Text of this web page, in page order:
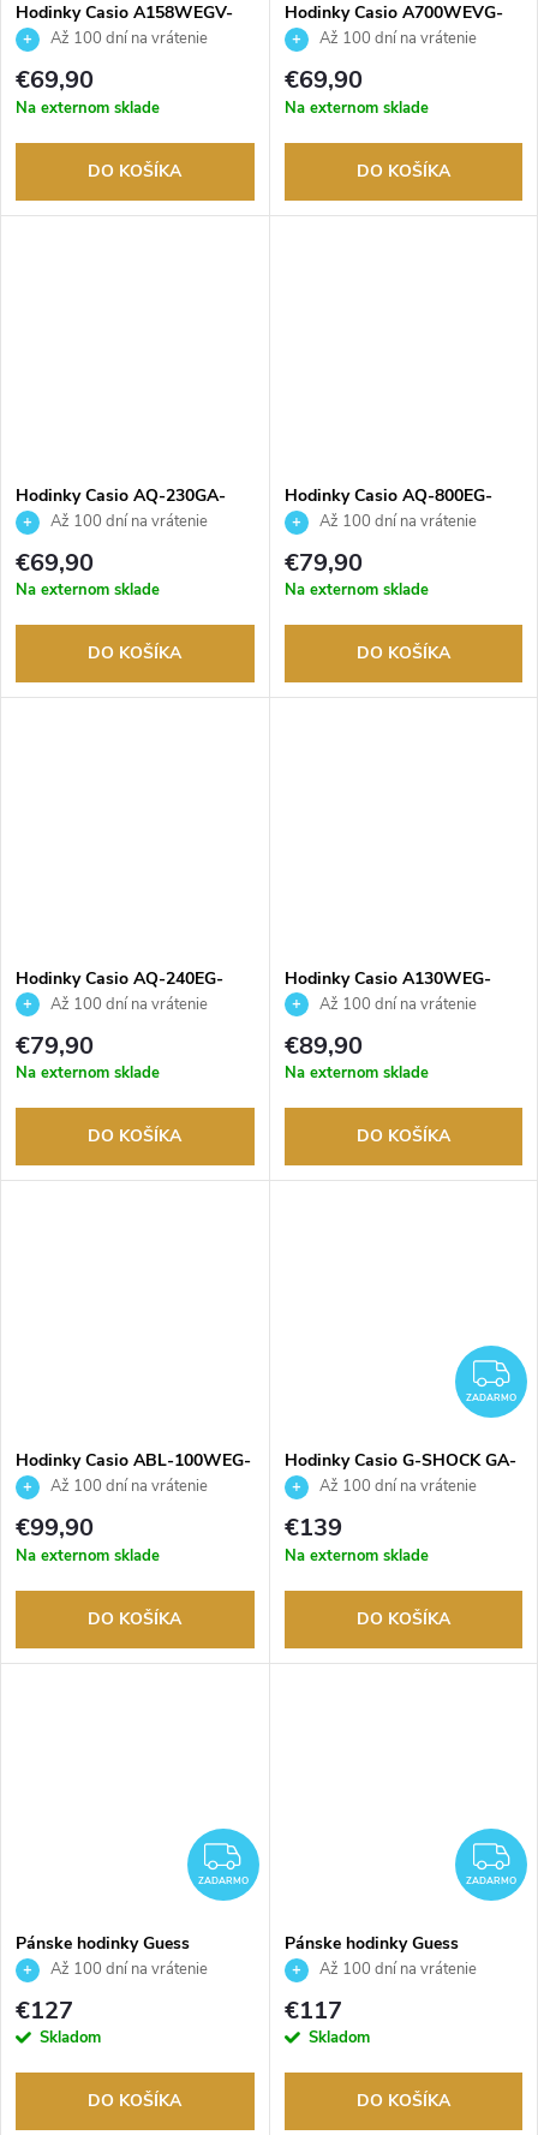
Hodinky Casio A158WEGV-
9AEFAž 100 dní na vrátenie
tovaru. Autorizovaný predajca.
€69,90
Na externom sklade
DO KOŠÍKA
Hodinky Casio A700WEVG-
9AEFAž 100 dní na vrátenie
tovaru. Autorizovaný predajca.
€69,90
Na externom sklade
DO KOŠÍKA
Hodinky Casio AQ-230GA-
9DMQYES
Až 100 dní na vrátenie
tovaru. Autorizovaný predajca.
€69,90
Na externom sklade
DO KOŠÍKA
Hodinky Casio AQ-800EG-
9AEFAž 100 dní na vrátenie
tovaru. Autorizovaný predajca.
€79,90
Na externom sklade
DO KOŠÍKA
Hodinky Casio AQ-240EG-
9AEFAž 100 dní na vrátenie
€79,90
Na externom sklade
DO KOŠÍKA
Hodinky Casio A130WEG-
9AEFAž 100 dní na vrátenie
€89,90
Na externom sklade
DO KOŠÍKA
Hodinky Casio ABL-100WEG-
9AEFAž 100 dní na vrátenie
tovaru. Autorizovaný predajca.
€99,90
Na externom sklade
DO KOŠÍKA
ZADARMO
Hodinky Casio G-SHOCK GA-
V01A-9AER
Až 100 dní na vrátenie
tovaru. Autorizovaný predajca.
€139
Na externom sklade
DO KOŠÍKA
ZADARMO
ZADARMO
Pánske hodinky Guess
GW0915G1
Až 100 dní na vrátenie
tovaru. Autorizovaný predajca.
€127
Skladom
DO KOŠÍKA
ZADARMO
Pánske hodinky Guess
GW0893G3
Až 100 dní na vrátenie
tovaru. Autorizovaný predajca.
€117
Skladom
DO KOŠÍKA